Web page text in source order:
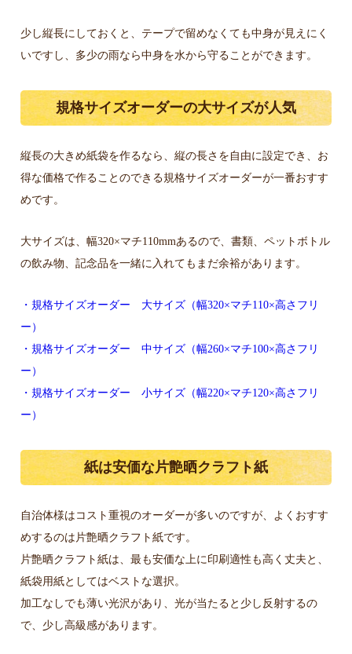
少し縦長にしておくと、テープで留めなくても中身が見えにく
いですし、多少の雨なら中身を水から守ることができます。
規格サイズオーダーの大サイズが人気
縦長の大きめ紙袋を作るなら、縦の長さを自由に設定でき、お
得な価格で作ることのできる規格サイズオーダーが一番おすす
めです。
大サイズは、幅320×マチ110mmあるので、書類、ペットボトル
の飲み物、記念品を一緒に入れてもまだ余裕があります。
・規格サイズオーダー 大サイズ（幅320×マチ110×高さフリ
ー）
・規格サイズオーダー 中サイズ（幅260×マチ100×高さフリ
ー）
・規格サイズオーダー 小サイズ（幅220×マチ120×高さフリ
ー）
紙は安価な片艶晒クラフト紙
自治体様はコスト重視のオーダーが多いのですが、よくおすす
めするのは片艶晒クラフト紙です。
片艶晒クラフト紙は、最も安価な上に印刷適性も高く丈夫と、
紙袋用紙としてはベストな選択。
加工なしでも薄い光沢があり、光が当たると少し反射するの
で、少し高級感があります。